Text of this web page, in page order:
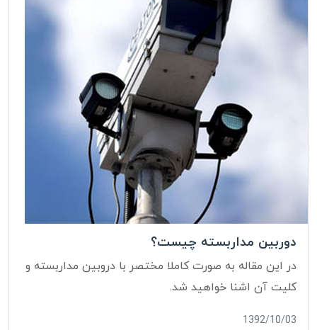
دوربین مداربسته چیست؟
در این مقاله به صورت کاملا مختصر با دروبین مداربسته و
کلیت آن اشنا خواهید شد.
1392/10/03